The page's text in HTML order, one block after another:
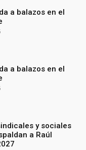
a balazos en el
a balazos en el
y sociales
a Raúl